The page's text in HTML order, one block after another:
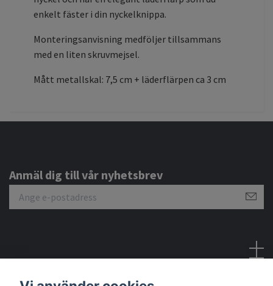
enkelt fäster i din nyckelknippa.
Monteringsanvisning medföljer tillsammans
med en liten skruvmejsel.
Mått metallskal: 7,5 cm + läderflärpen ca 3 cm
Anmäl dig till vår nyhetsbrev